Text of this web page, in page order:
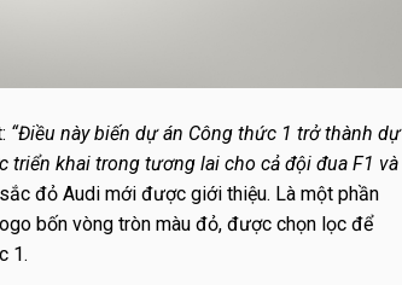
“Điều này biến dự án Công thức 1 trở thành dự
khai trong tương lai cho cả đội đua F1 và
đỏ Audi mới được giới thiệu. Là một phần
bốn vòng tròn màu đỏ, được chọn lọc để
1.